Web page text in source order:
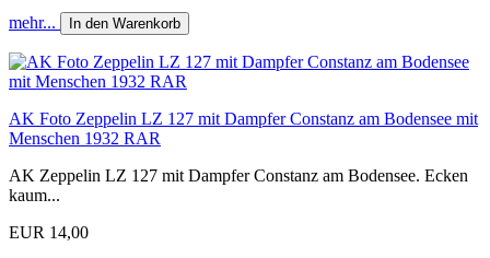
mehr... In den Warenkorb
AK Foto Zeppelin LZ 127 mit Dampfer Constanz am Bodensee mit
Menschen 1932 RAR
AK Zeppelin LZ 127 mit Dampfer Constanz am Bodensee. Ecken
kaum...
EUR 14,00